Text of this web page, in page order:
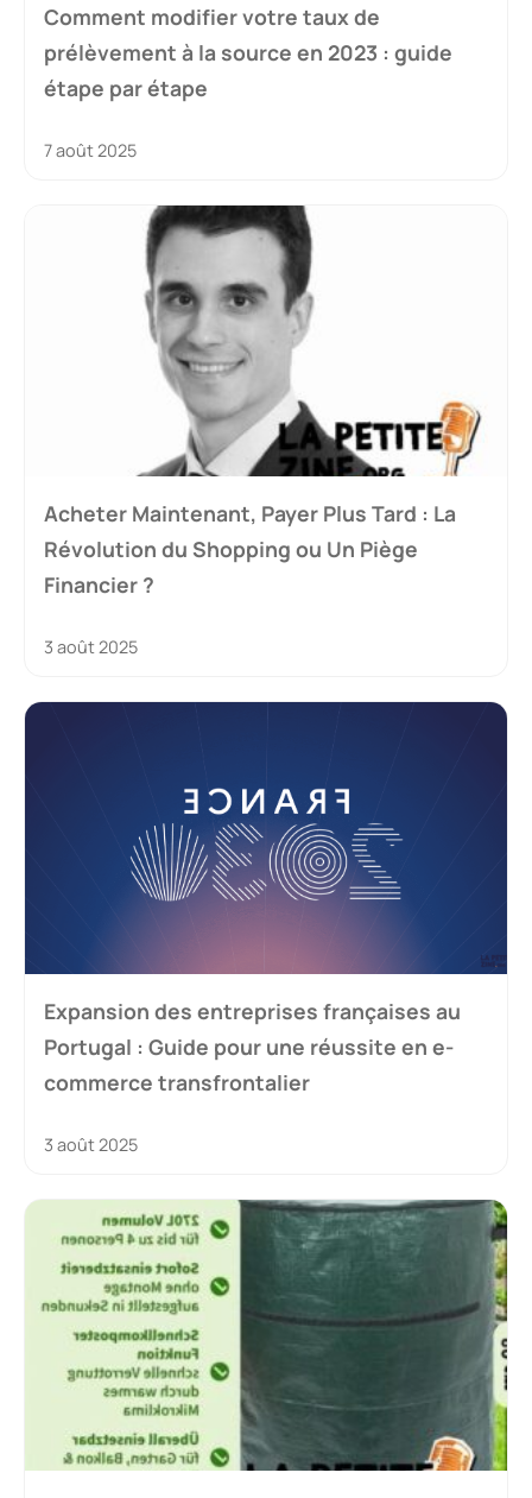
Comment modifier votre taux de
prélèvement à la source en 2023 : guide
étape par étape
7 août 2025
Acheter Maintenant, Payer Plus Tard : La
Révolution du Shopping ou Un Piège
Financier ?
3 août 2025
Expansion des entreprises françaises au
Portugal : Guide pour une réussite en e-
commerce transfrontalier
3 août 2025